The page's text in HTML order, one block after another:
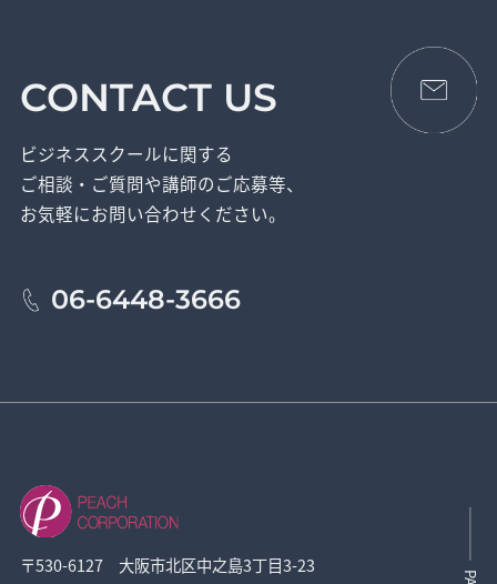
CONTACT US
ビジネススクールに関する
ご相談・ご質問や講師のご応募等、
お気軽にお問い合わせください。
06-6448-3666
〒530-6127 大阪市北区中之島3丁目3-23